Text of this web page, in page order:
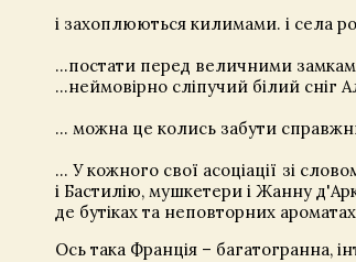
і захоплюються килимами. і села
...постати перед величними
...неймовірно сліпучий білий сніг
... можна це колись забути
… У кожного свої асоціації зі
і Бастилію, мушкетери і Жанну
де бутіках та неповторних
Ось така Франція – багатогранна,